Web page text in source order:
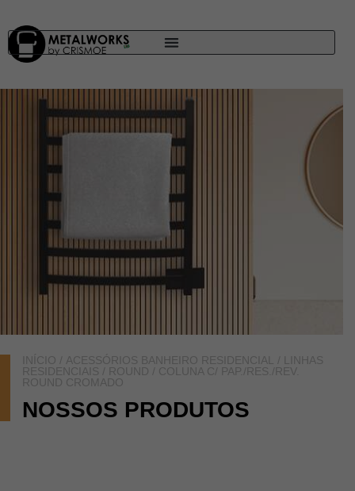
INÍCIO / ACESSÓRIOS BANHEIRO RESIDENCIAL /
LINHAS
RESIDENCIAIS / ROUND / COLUNA C/ PAP./RES./REV.
ROUND CROMADO
NOSSOS PRODUTOS